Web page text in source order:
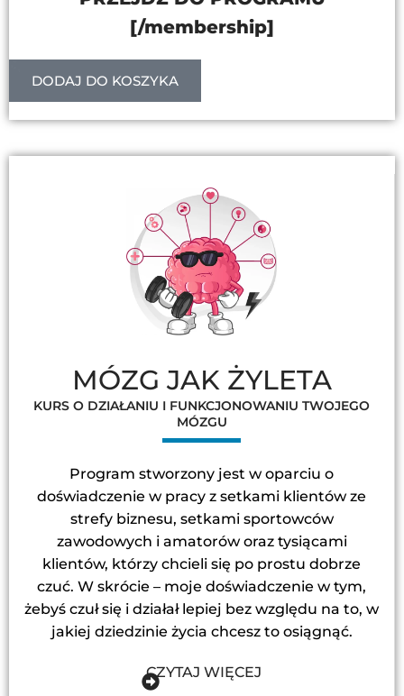
[/membership]
DODAJ DO KOSZYKA
MÓZG JAK ŻYLETA
KURS O DZIAŁANIU I FUNKCJONOWANIU TWOJEGO
MÓZGU
Program stworzony jest w oparciu o
doświadczenie w pracy z setkami klientów ze
strefy biznesu, setkami sportowców
zawodowych i amatorów oraz tysiącami
klientów, którzy chcieli się po prostu dobrze
czuć. W skrócie – moje doświadczenie w tym,
żebyś czuł się i działał lepiej bez względu na to, w
jakiej dziedzinie życia chcesz to osiągnąć.
CZYTAJ WIĘCEJ